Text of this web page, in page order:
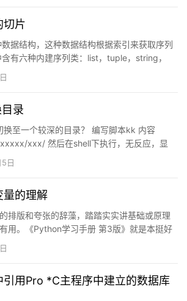
切片
据结构，这种数据结构根据索引来获取序列
有六种内建序列类：list，tuple，string，
录
换至一个较深的目录？ 编写脚本kk 内容
xxx/ 然后在shell下执行，无反应，显
会…
日
的理解
排版和夸张的辞藻，踏踏实实讲基础或原理
用。《Python学习手册 第3版》就是本挺好
多脚本语言一样，变量不需事先声…
用Pro *C主程序中建立的数据库